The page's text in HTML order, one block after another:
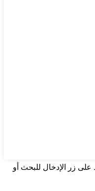
زر الإدخال للبحث أو